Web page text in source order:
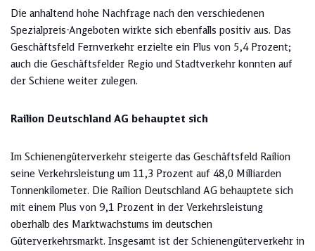
Die anhaltend hohe Nachfrage nach den verschiedenen
Spezialpreis-Angeboten wirkte sich ebenfalls positiv aus. Das
Geschäftsfeld Fernverkehr erzielte ein Plus von 5,4 Prozent;
auch die Geschäftsfelder Regio und Stadtverkehr konnten auf
der Schiene weiter zulegen.
Railion Deutschland AG behauptet sich
Im Schienengüterverkehr steigerte das Geschäftsfeld Railion
seine Verkehrsleistung um 11,3 Prozent auf 48,0 Milliarden
Tonnenkilometer. Die Railion Deutschland AG behauptete sich
mit einem Plus von 9,1 Prozent in der Verkehrsleistung
oberhalb des Marktwachstums im deutschen
Güterverkehrsmarkt. Insgesamt ist der Schienengüterverkehr in